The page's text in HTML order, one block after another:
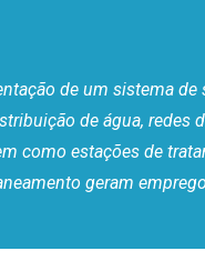
de um sistema
de água, redes
como estações de
geram